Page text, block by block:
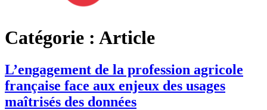
Catégorie : Article
L’engagement de la profession agricole
française face aux enjeux des usages
maîtrisés des données